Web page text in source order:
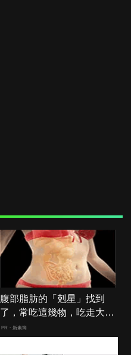
腹部脂肪的「剋星」找到
了，常吃這幾物，吃走大肚
囊，瘦出小蠻腰
PR・新素簡